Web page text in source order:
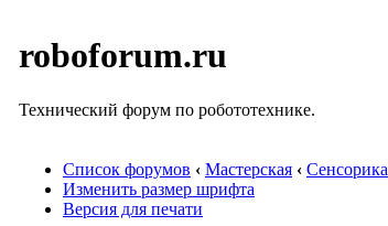
roboforum.ru
Технический форум по робототехнике.
Список форумов ‹ Мастерская ‹ Сенсорика
Изменить размер шрифта
Версия для печати